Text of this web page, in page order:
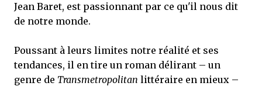
Jean Baret, est passionnant par ce qu'il nous dit
de notre monde.
Poussant à leurs limites notre réalité et ses
tendances, il en tire un roman délirant – un
genre de Transmetropolitan littéraire en mieux –